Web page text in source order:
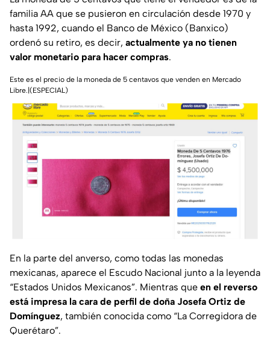
familia AA que se pusieron en circulación desde 1970 y
hasta 1992, cuando el Banco de México (Banxico)
ordenó su retiro, es decir, actualmente ya no tienen
valor monetario para hacer compras.
Este es el precio de la moneda de 5 centavos que venden en Mercado
Libre.|(ESPECIAL)
En la parte del anverso, como todas las monedas
mexicanas, aparece el Escudo Nacional junto a la leyenda
“Estados Unidos Mexicanos”. Mientras que en el reverso
está impresa la cara de perfil de doña Josefa Ortiz de
Domínguez, también conocida como “La Corregidora de
Querétaro”.